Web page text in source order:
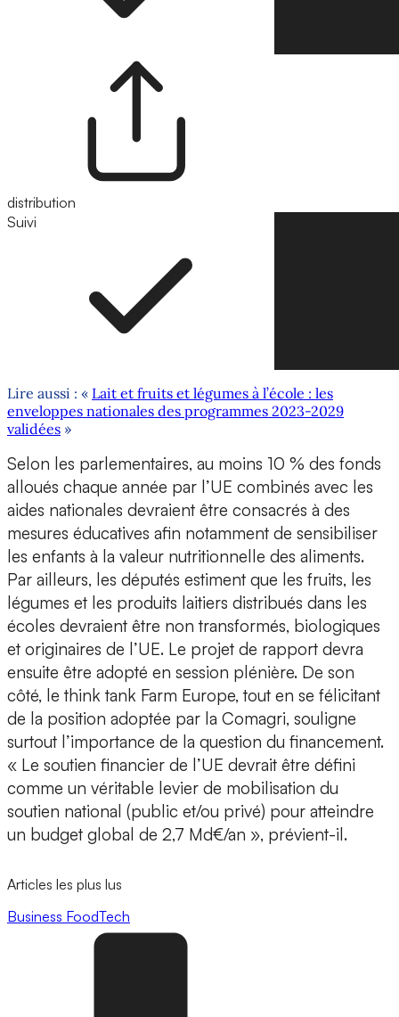
distribution
Suivi
Lire aussi : « Lait et fruits et légumes à l’école : les
enveloppes nationales des programmes 2023-2029
validées »
Selon les parlementaires, au moins 10 % des fonds
alloués chaque année par l’UE combinés avec les
aides nationales devraient être consacrés à des
mesures éducatives afin notamment de sensibiliser
les enfants à la valeur nutritionnelle des aliments.
Par ailleurs, les députés estiment que les fruits, les
légumes et les produits laitiers distribués dans les
écoles devraient être non transformés, biologiques
et originaires de l’UE. Le projet de rapport devra
ensuite être adopté en session plénière. De son
côté, le think tank Farm Europe, tout en se félicitant
de la position adoptée par la Comagri, souligne
surtout l’importance de la question du financement.
« Le soutien financier de l’UE devrait être défini
comme un véritable levier de mobilisation du
soutien national (public et/ou privé) pour atteindre
un budget global de 2,7 Md€/an », prévient-il.
Articles les plus lus
Business FoodTech